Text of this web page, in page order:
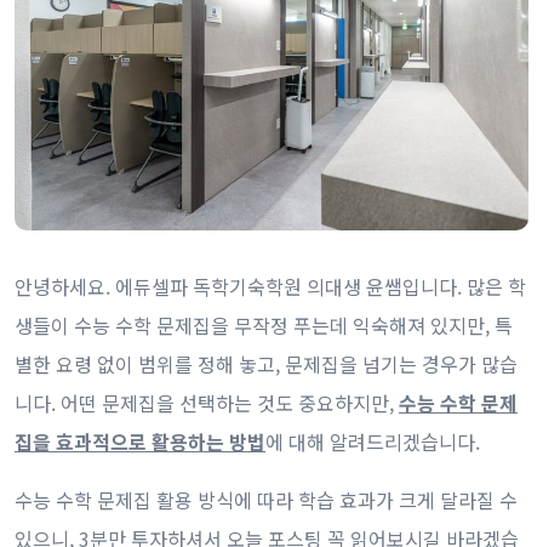
안녕하세요. 에듀셀파 독학기숙학원 의대생 윤쌤입니다. 많은 학
생들이 수능 수학 문제집을 무작정 푸는데 익숙해져 있지만, 특
별한 요령 없이 범위를 정해 놓고, 문제집을 넘기는 경우가 많습
니다. 어떤 문제집을 선택하는 것도 중요하지만,수능 수학 문제
집을 효과적으로 활용하는 방법에 대해 알려드리겠습니다.
수능 수학 문제집 활용 방식에 따라 학습 효과가 크게 달라질 수
있으니, 3분만 투자하셔서 오늘 포스팅 꼭 읽어보시길 바라겠습